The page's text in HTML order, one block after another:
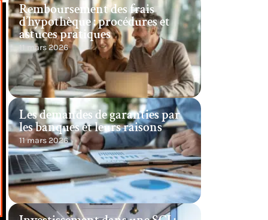
Remboursement des frais
d’hypothèque : procédures et
astuces pratiques
11 mars 2026
Les demandes de garanties par
les banques et leurs raisons
11 mars 2026